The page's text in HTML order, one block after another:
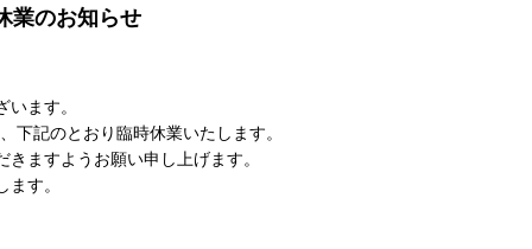
業のお知らせ
ます。
記のとおり臨時休業いたします。
ますようお願い申し上げます。
す。